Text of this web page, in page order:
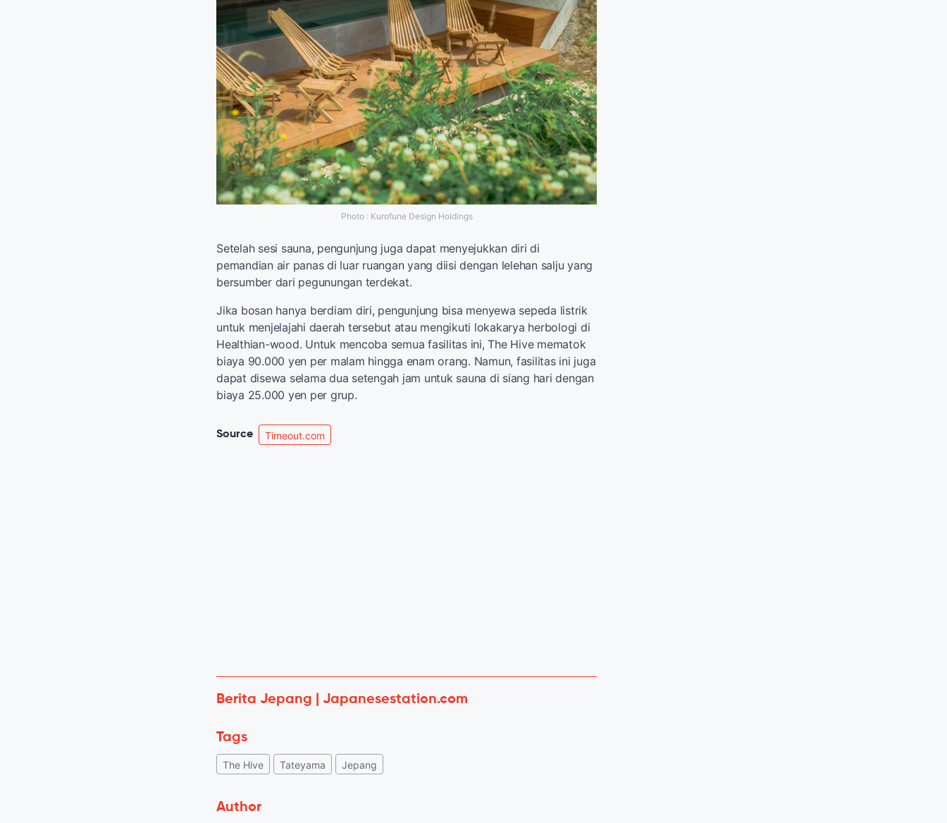
Photo : Kurofune Design Holdings
Setelah sesi sauna, pengunjung juga dapat menyejukkan diri di
pemandian air panas di luar ruangan yang diisi dengan lelehan salju yang
bersumber dari pegunungan terdekat.
Jika bosan hanya berdiam diri, pengunjung bisa menyewa sepeda listrik
untuk menjelajahi daerah tersebut atau mengikuti lokakarya herbologi di
Healthian-wood. Untuk mencoba semua fasilitas ini, The Hive mematok
biaya 90.000 yen per malam hingga enam orang. Namun, fasilitas ini juga
dapat disewa selama dua setengah jam untuk sauna di siang hari dengan
biaya 25.000 yen per grup.
Source Timeout.com
Berita Jepang | Japanesestation.com
Tags
The Hive Tateyama Jepang
Author